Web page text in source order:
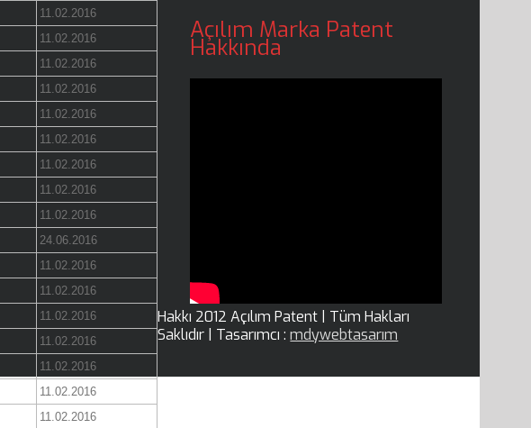
11.02.2016
11.02.2016
11.02.2016
11.02.2016
11.02.2016
11.02.2016
11.02.2016
11.02.2016
11.02.2016
24.06.2016
11.02.2016
11.02.2016
11.02.2016
11.02.2016
11.02.2016
11.02.2016
11.02.2016
Açılım Marka Patent
Hakkında
Hakkı 2012 Açılım Patent | Tüm Hakları
Saklıdır | Tasarımcı :mdywebtasarım